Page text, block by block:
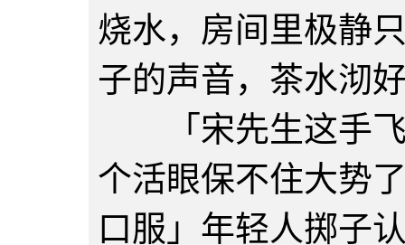
烧水，房间里极静
子的声音，茶水沏
「宋先生这手飞
个活眼保不住大势
口服」年轻人掷子